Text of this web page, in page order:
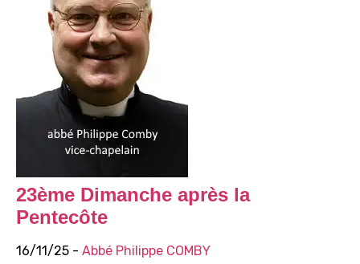
23ème Dimanche après la
Pentecôte
16/11/25 - Abbé Philippe COMBY